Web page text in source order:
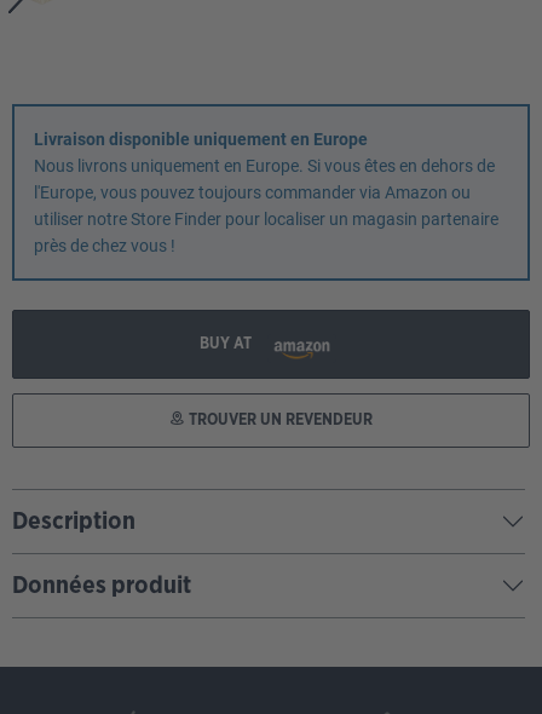
Livraison disponible uniquement en Europe
Nous livrons uniquement en Europe. Si vous êtes en dehors de
l'Europe, vous pouvez toujours commander via Amazon ou
utiliser notre Store Finder pour localiser un magasin partenaire
près de chez vous !
BUY AT
TROUVER UN REVENDEUR
Description
Données produit